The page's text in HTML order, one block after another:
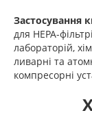
Застосування
для НЕРА-
лабораторій,
ливарні та
компресорні